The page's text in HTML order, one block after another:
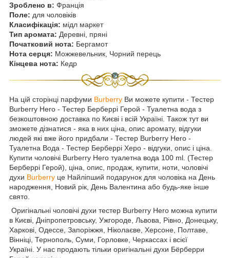
Зроблено в: Франція
Поле: для чоловіків
Класифікація: мідл маркет
Тип аромата: Деревні, пряні
Початковий нота: Бергамот
Нота серця: Можжевельник, Чорний перець
Кінцева нота: Кедр
На цій сторінці парфуми Burberry Ви можете купити - Тестер
Burberry Hero - Тестер Берберрі Герой - Туалетна вода з
безкоштовною доставка по Києві і всій Україні. Також тут ви
зможете дізнатися - яка в них ціна, опис аромату, відгуки
людей які вже його придбали - Тестер Burberry Hero -
Туалетна Вода - Тестер Берберрі Херо - відгуки, опис і ціна.
Купити чоловічі Burberry Hero туалетна вода 100 ml. (Тестер
Берберрі Герой), ціна, опис, продаж, купити, ноти, чоловічі
духи Burberry це Найліпший подарунок для чоловіка на День
народження, Новий рік, День Валентина або будь-яке інше
свято.
Оригінальні чоловічі духи тестер Burberry Hero можна купити
в Києві, Дніпропетровську, Ужгороде, Львова, Рівно, Донецьку,
Харкові, Одессе, Запоріжжя, Ніколаєве, Херсоне, Полтаве,
Вінніці, Тернополь, Суми, Горловке, Черкассах і всієї
Україні. У нас продають тільки оригінальні духи Бёрберри